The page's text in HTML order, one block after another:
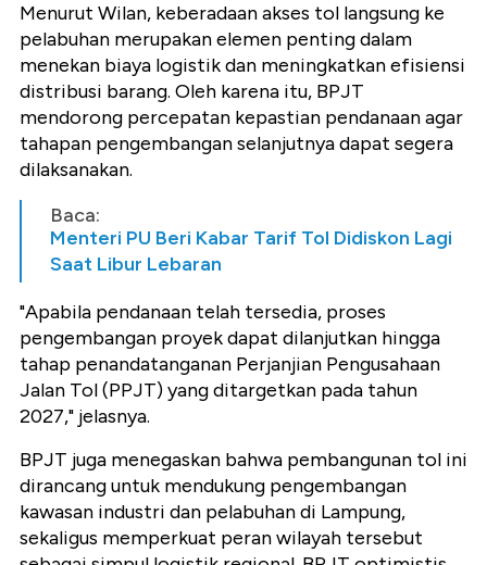
Menurut Wilan, keberadaan akses tol langsung ke
pelabuhan merupakan elemen penting dalam
menekan biaya logistik dan meningkatkan efisiensi
distribusi barang. Oleh karena itu, BPJT
mendorong percepatan kepastian pendanaan agar
tahapan pengembangan selanjutnya dapat segera
dilaksanakan.
Baca:
Menteri PU Beri Kabar Tarif Tol Didiskon Lagi
Saat Libur Lebaran
"Apabila pendanaan telah tersedia, proses
pengembangan proyek dapat dilanjutkan hingga
tahap penandatanganan Perjanjian Pengusahaan
Jalan Tol (PPJT) yang ditargetkan pada tahun
2027," jelasnya.
BPJT juga menegaskan bahwa pembangunan tol ini
dirancang untuk mendukung pengembangan
kawasan industri dan pelabuhan di Lampung,
sekaligus memperkuat peran wilayah tersebut